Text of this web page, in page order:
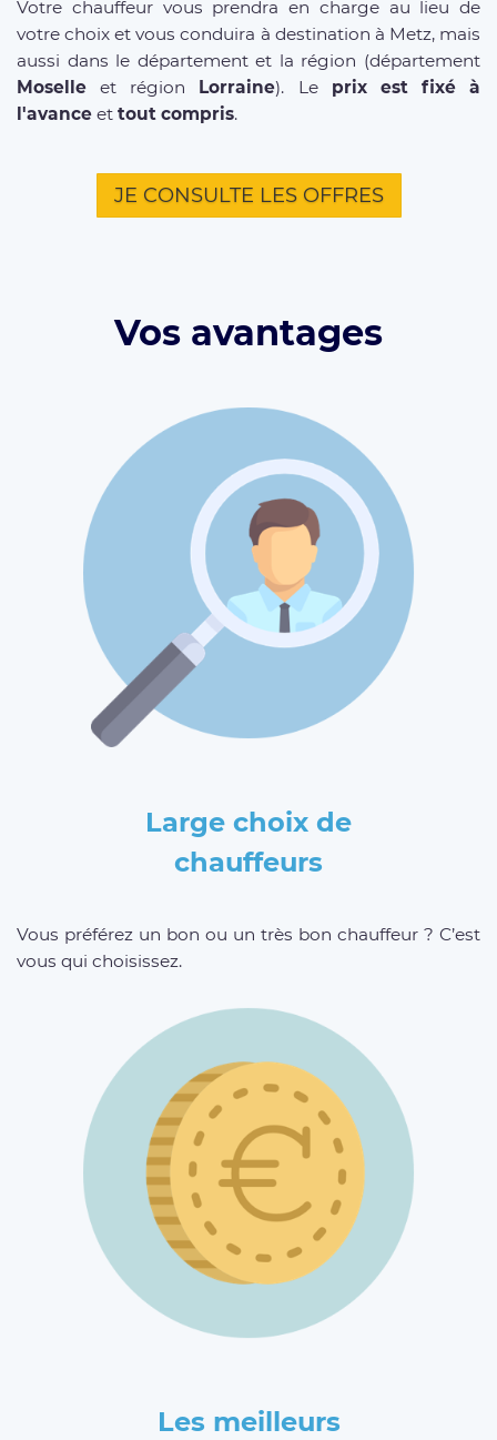
Votre chauffeur vous prendra en charge au lieu de
votre choix et vous conduira à destination à Metz, mais
aussi dans le département et la région (département
Moselle et région Lorraine). Le prix est fixé à
l'avance et tout compris.
JE CONSULTE LES OFFRES
Vos avantages
Large choix de
chauffeurs
Vous préférez un bon ou un très bon chauffeur ? C’est
vous qui choisissez.
Les meilleurs